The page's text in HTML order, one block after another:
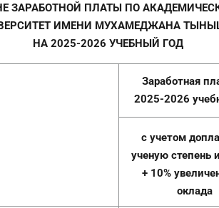
ЗАРАБОТНОЙ ПЛАТЫ ПО
ИМЕНИ МУХАМЕДЖАНА
НА 2025-2026 УЧЕБНЫЙ ГОД
Заработная
2025-2026
с учетом
ученую степень
+ 10%
оклада